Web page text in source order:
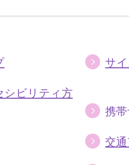
サ
シビリティ方
携
交